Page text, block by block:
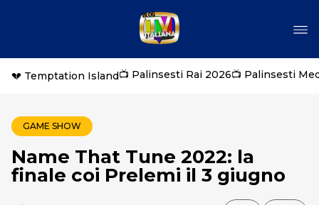
💔 Temptation Island📺 Palinsesti Rai 2026📺 Palinsesti
GAME SHOW
Name That Tune 2022: la
finale coi Prelemi il 3 giugno